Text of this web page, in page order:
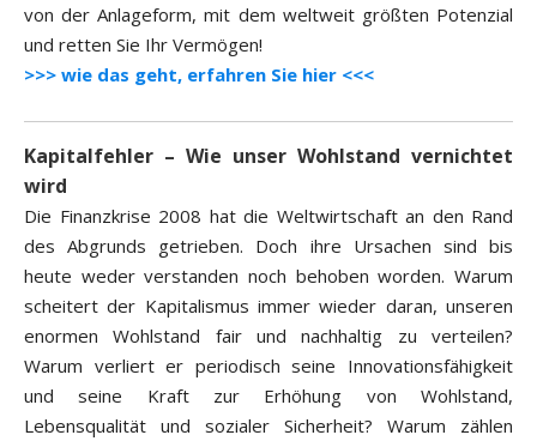
von der Anlageform, mit dem weltweit größten Potenzial
und retten Sie Ihr Vermögen!
>>> wie das geht, erfahren Sie hier <<<
Kapitalfehler – Wie unser Wohlstand vernichtet
wird
Die Finanzkrise 2008 hat die Weltwirtschaft an den Rand
des Abgrunds getrieben. Doch ihre Ursachen sind bis
heute weder verstanden noch behoben worden. Warum
scheitert der Kapitalismus immer wieder daran, unseren
enormen Wohlstand fair und nachhaltig zu verteilen?
Warum verliert er periodisch seine Innovationsfähigkeit
und seine Kraft zur Erhöhung von Wohlstand,
Lebensqualität und sozialer Sicherheit? Warum zählen